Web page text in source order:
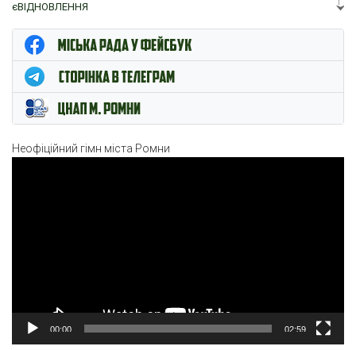
єВІДНОВЛЕННЯ
ЦНАП м. Ромни
Неофіційний гімн міста Ромни
00:00 02:59